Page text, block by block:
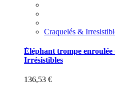
Craquelés &
Éléphant trompe
Irrésistibles
136,53 €